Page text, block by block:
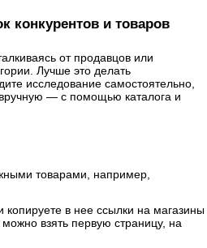
конкурентов и товаров
от продавцов или
Лучше это делать
исследование самостоятельно,
— с помощью каталога и
товарами, например,
копируете в нее ссылки на магазины
взять первую страницу, на